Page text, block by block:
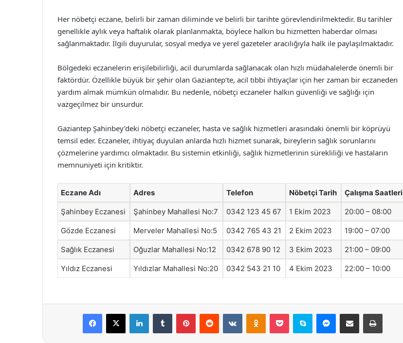
Her nöbetçi eczane, belirli bir zaman diliminde ve belirli bir tarihte görevlendirilmektedir. Bu tarihler
genellikle aylık veya haftalık olarak planlanmakta, böylece halkın bu hizmetten haberdar olması
sağlanmaktadır. İlgili duyurular, sosyal medya ve yerel gazeteler aracılığıyla halk ile paylaşılmaktadır.
Bölgedeki eczanelerin erişilebilirliği, acil durumlarda sağlanacak olan hızlı müdahalelerde önemli bir
faktördür. Özellikle büyük bir şehir olan Gaziantep’te, acil tıbbi ihtiyaçlar için her zaman bir eczaneden
yardım almak mümkün olmalıdır. Bu nedenle, nöbetçi eczaneler halkın güvenliği ve sağlığı için
vazgeçilmez bir unsurdur.
Gaziantep Şahinbey’deki nöbetçi eczaneler, hasta ve sağlık hizmetleri arasındaki önemli bir köprüyü
temsil eder. Eczaneler, ihtiyaç duyulan anlarda hızlı hizmet sunarak, bireylerin sağlık sorunlarını
çözmelerine yardımcı olmaktadır. Bu sistemin etkinliği, sağlık hizmetlerinin sürekliliği ve hastaların
memnuniyeti için kritiktir.
Eczane Adı Adres Telefon Nöbetçi Tarih Çalışma Saatleri
Şahinbey Eczanesi Şahinbey Mahallesi No:7 0342 123 45 67 1 Ekim 2023 20:00 – 08:00
Gözde Eczanesi Merveler Mahallesi No:5 0342 765 43 21 2 Ekim 2023 19:00 – 07:00
Sağlık Eczanesi Oğuzlar Mahallesi No:12 0342 678 90 12 3 Ekim 2023 21:00 – 09:00
Yıldız Eczanesi Yıldızlar Mahallesi No:20 0342 543 21 10 4 Ekim 2023 22:00 – 10:00
Facebook
X LinkedInTumblr PinterestReddit VKontakteOdnoklassniki
Pocket Skype Messenger
E-Posta ile paylaş Yazdır